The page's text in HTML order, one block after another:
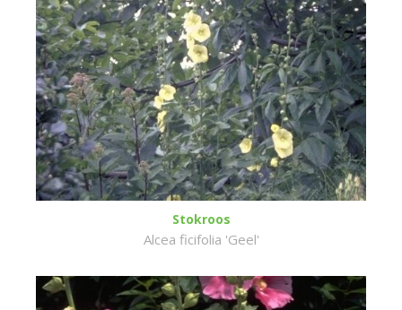
Stokroos
Alcea ficifolia 'Geel'